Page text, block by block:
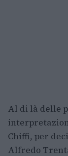
Al di là delle
Chiffi, per
Alfredo